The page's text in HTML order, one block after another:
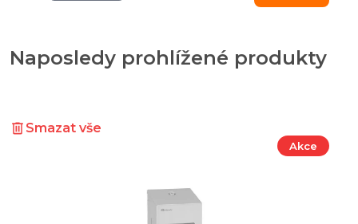
Naposledy prohlížené produkty
Smazat vše
Akce